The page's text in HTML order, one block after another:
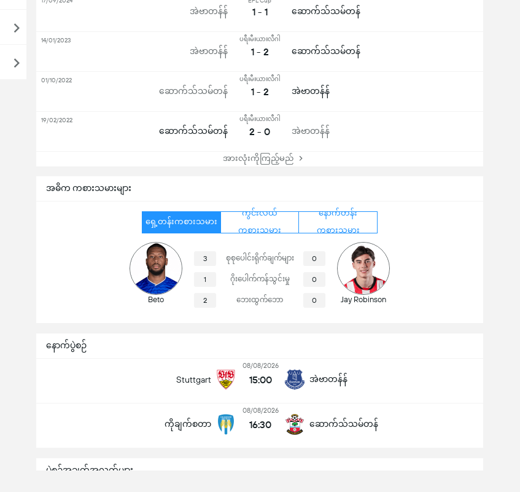
နောက်ပွဲစဉ်
Stuttgart
08/08/2026
15:00 အဲဗာတန်န်
ကိုချက်စတာ
08/08/2026
16:30 ဆောက်သ်သမ်တန်
အဓိက ကစားသမားများ
ရှေ့တန်းကစားသမား
ကွင်းလယ်
ကစားသမား
နောက်တန်း
ကစားသမား
Beto
3 စုစုပေါင်းရိုက်ချက်များ 0
1 ဂိုးပေါက်ကန်သွင်းမှု 0
2 ဘေးထွက်ဘော 0 Jay Robinson
ပွဲစဉ်အချက်အလက်များ
အဲဗာတန်န် 1 - 1 ဆောက်သ်သမ်တန်
အဲဗာတန်န်
ပရီးမီးယားလီဂါ
1 - 2 ဆောက်သ်သမ်တန်
14/01/2023
ဆောက်သ်သမ်တန်
ပရီးမီးယားလီဂါ
1 - 2 အဲဗာတန်န်
01/10/2022
ဆောက်သ်သမ်တန်
ပရီးမီးယားလီဂါ
2 - 0 အဲဗာတန်န်
19/02/2022
အားလုံးကိုကြည့်မည်